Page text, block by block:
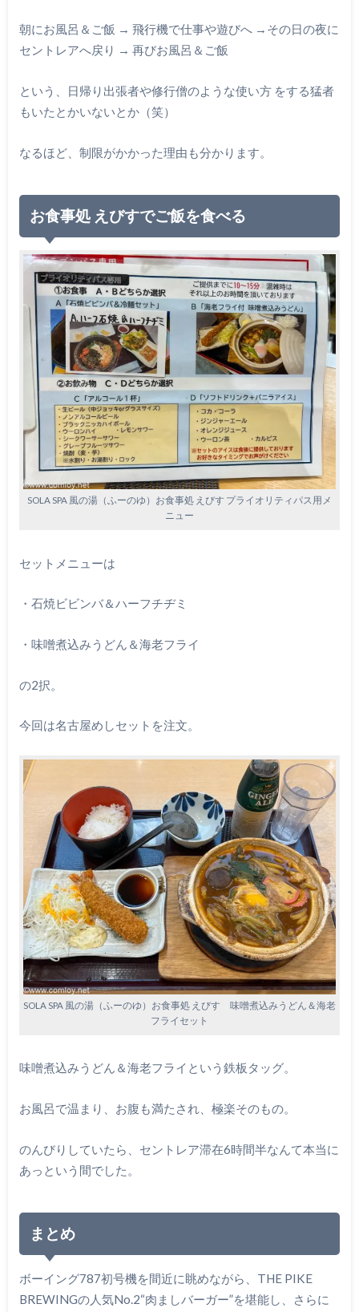
朝にお風呂＆ご飯 → 飛行機で仕事や遊びへ →その日の夜に
セントレアへ戻り → 再びお風呂＆ご飯
という、日帰り出張者や修行僧のような使い方 をする猛者
もいたとかいないとか（笑）
なるほど、制限がかかった理由も分かります。
お食事処 えびすでご飯を食べる
SOLA SPA 風の湯（ふーのゆ）お食事処 えびす プライオリティパス用メ
ニュー
セットメニューは
・石焼ビビンバ＆ハーフチヂミ
・味噌煮込みうどん＆海老フライ
の2択。
今回は名古屋めしセットを注文。
SOLA SPA 風の湯（ふーのゆ）お食事処 えびす 味噌煮込みうどん＆海老
フライセット
味噌煮込みうどん＆海老フライという鉄板タッグ。
お風呂で温まり、お腹も満たされ、極楽そのもの。
のんびりしていたら、セントレア滞在6時間半なんて本当に
あっという間でした。
まとめ
ボーイング787初号機を間近に眺めながら、THE PIKE
BREWINGの人気No.2“肉ましバーガー”を堪能し、さらに